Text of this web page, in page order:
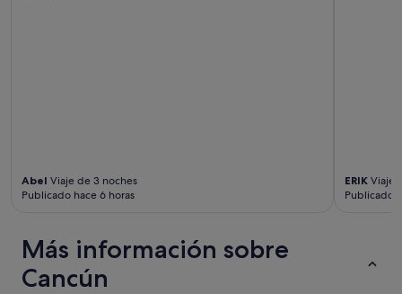
Abel Viaje de 3 noches
Publicado hace 6 horas
ERIK Viaje
Publicado
Más información sobre
Cancún